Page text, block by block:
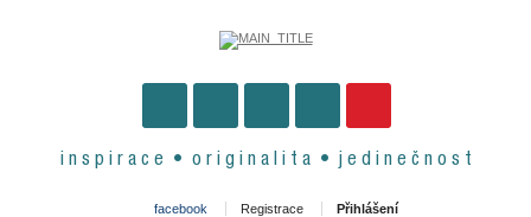
i n s p i r a c e • o r i g i n a l i t a • j e d i n e č n o s t
facebook Registrace Přihlášení